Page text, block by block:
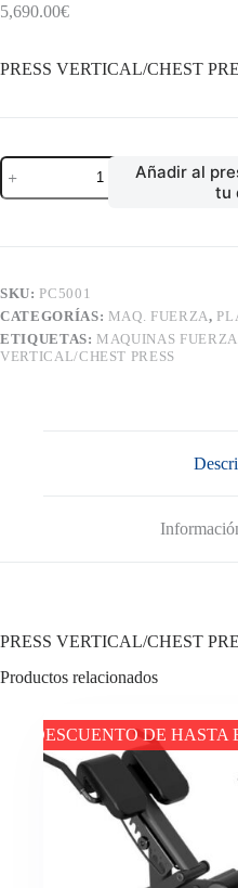
5,690.00€
PRESS VERTICAL/CHEST
PRESS
VERTICAL/CHEST
PRESS
Añadir al
tu
SKU: PC5001
CATEGORÍAS: MAQ. FUERZA,
ETIQUETAS: MAQUINAS FUERZA
VERTICAL/CHEST PRESS
PRESS VERTICAL/CHEST
Productos relacionados
DESCUENTO DE HASTA